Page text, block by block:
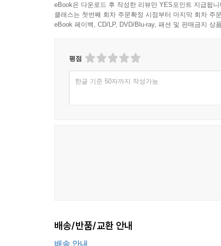
eBook은 다운로드 후 작성한 리뷰만 YES포인트 지급됩니
클래스는 첫번째 회차 주문확정 시점부터 마지막 회차 주
eBook 페이백, CD/LP, DVD/Blu-ray, 패션 및 판매금지 상
평점
한글 기준 50자까지 작성가능
배송/반품/교환 안내
배송 안내